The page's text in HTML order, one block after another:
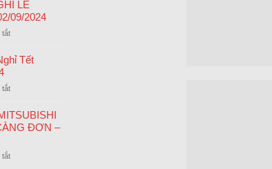
NÂNG
MITSUBISHI
KHUYẾN
ĐẶC
NHÂN
LỄ
09/2024
tắtở
BÁO
QUỐC
02/09/2024
Tết
tắtở
Báo
Lịch
Nguyên
ĐƠN –
tắtở